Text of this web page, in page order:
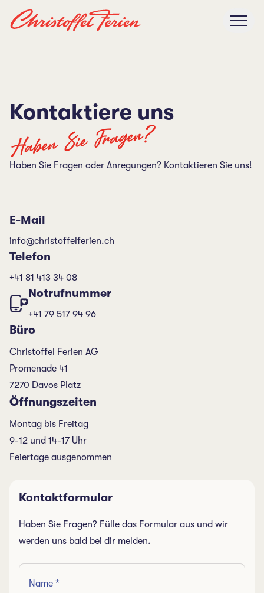
Kontaktiere uns
Haben Sie Fragen?
Haben Sie Fragen oder Anregungen? Kontaktieren Sie uns!
E-Mail
info@christoffelferien.ch
Telefon
+41 81 413 34 08
Notrufnummer
+41 79 517 94 96
Büro
Christoffel Ferien AG
Promenade 41
7270 Davos Platz
Öffnungszeiten
Montag bis Freitag
9-12 und 14-17 Uhr
Feiertage ausgenommen
Kontaktformular
Haben Sie Fragen? Fülle das Formular aus und wir
werden uns bald bei dir melden.